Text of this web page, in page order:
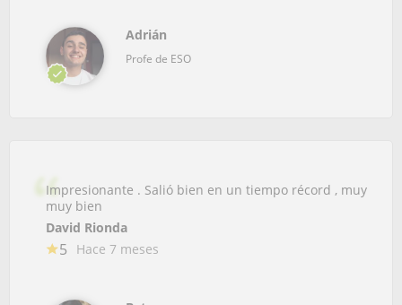
Adrián
Profe de ESO
Impresionante . Salió bien en un tiempo récord , muy
muy bien
David Rionda
5 Hace 7 meses